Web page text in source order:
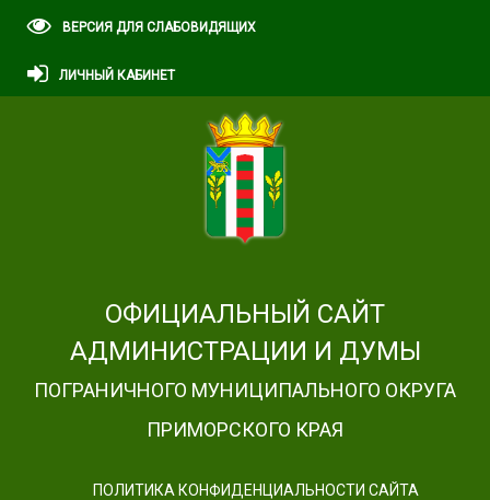
ВЕРСИЯ ДЛЯ СЛАБОВИДЯЩИХ
ЛИЧНЫЙ КАБИНЕТ
ОФИЦИАЛЬНЫЙ САЙТ
АДМИНИСТРАЦИИ И ДУМЫ
ПОГРАНИЧНОГО МУНИЦИПАЛЬНОГО ОКРУГА
ПРИМОРСКОГО КРАЯ
ПОЛИТИКА КОНФИДЕНЦИАЛЬНОСТИ САЙТА